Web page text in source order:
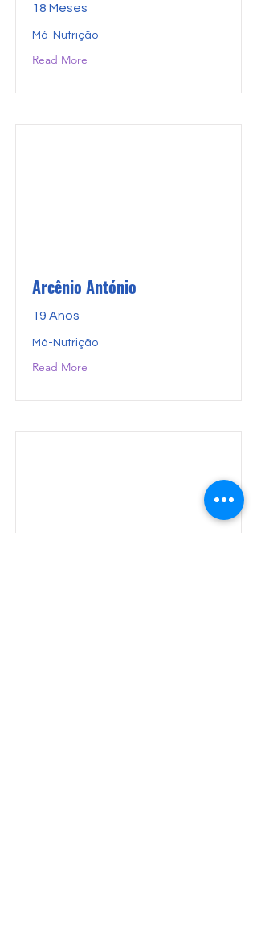
18 Meses
Má-Nutrição
Read More
Arcênio António
19 Anos
Má-Nutrição
Read More